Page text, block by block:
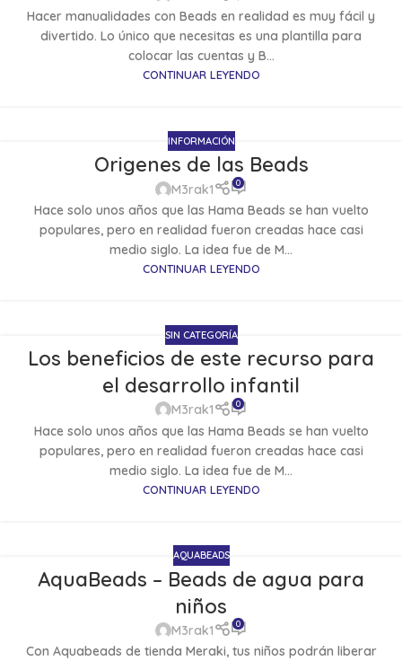
Hacer manualidades con Beads en realidad es muy fácil y
divertido. Lo único que necesitas es una plantilla para
colocar las cuentas y B...
CONTINUAR LEYENDO
INFORMACIÓN
Origenes de las Beads
M3rak1 0
Hace solo unos años que las Hama Beads se han vuelto
populares, pero en realidad fueron creadas hace casi
medio siglo. La idea fue de M...
CONTINUAR LEYENDO
SIN CATEGORÍA
Los beneficios de este recurso para
el desarrollo infantil
M3rak1 0
Hace solo unos años que las Hama Beads se han vuelto
populares, pero en realidad fueron creadas hace casi
medio siglo. La idea fue de M...
CONTINUAR LEYENDO
AQUABEADS
AquaBeads – Beads de agua para
niños
M3rak1 0
Con Aquabeads de tienda Meraki, tus niños podrán liberar